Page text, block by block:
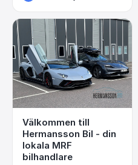
Välkommen till
Hermansson Bil - din
lokala MRF
bilhandlare